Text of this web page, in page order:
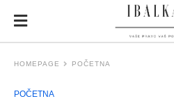
HOMEPAGE POČETNA
POČETNA